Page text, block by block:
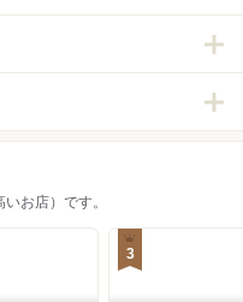
お店）です。
3